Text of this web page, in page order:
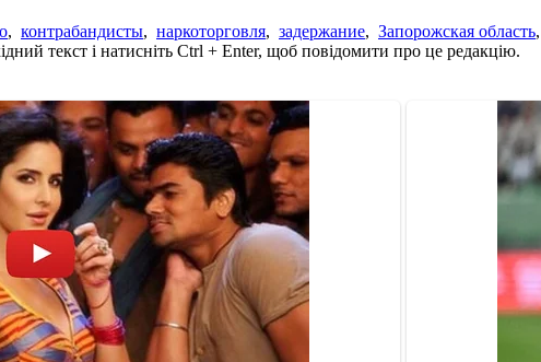
, контрабандисты, наркоторговля, задержание, Запорожская область,
текст і натисніть Ctrl + Enter, щоб повідомити про це редакцію.